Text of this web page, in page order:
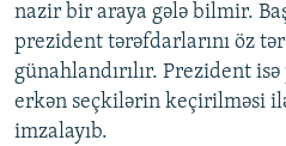
nazir bir araya gələ bilmir.
prezident tərəfdarlarını öz
günahlandırılır. Prezident
erkən seçkilərin keçirilməsi
imzalayıb.